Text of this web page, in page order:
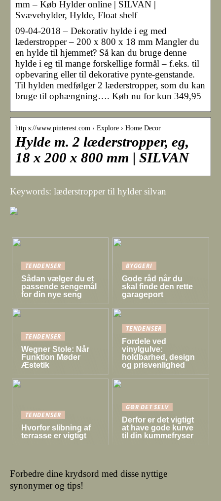
mm – Køb Hylder online | SILVAN |
Svævehylder, Hylde, Float shelf
09-04-2018 – Dekorativ hylde i eg med
læderstropper – 200 x 800 x 18 mm Mangler du
en hylde til hjemmet? Så kan du bruge denne
hylde i eg til mange forskellige formål – f.eks. til
opbevaring eller til dekorative pynte-genstande.
Til hylden medfølger 2 læderstropper, som du kan
bruge til ophængning…. Køb nu for kun 349,95
http s://www.pinterest.com › Explore › Home Decor
Hylde m. 2 læderstropper, eg,
18 x 200 x 800 mm | SILVAN
Keywords: læderstropper til hylder silvan
TENDENSER
Sådan vælger du et
passende sengemål
for din nye seng
BYGGERI
Gode råd når du
skal finde den rette
garageport
TENDENSER
Wegner Stole: Når
Funktion Møder
Æstetik
TENDENSER
Fordele ved
vinylgulve:
holdbarhed, design
og prisvenlighed
TENDENSER
Hvorfor slibning af
terrasse er vigtigt
GØR DET SELV
Derfor er det vigtigt
at have gode kurve
til din kummefryser
Forbedre dine krydsord med disse nyttige
synonymer og tips!